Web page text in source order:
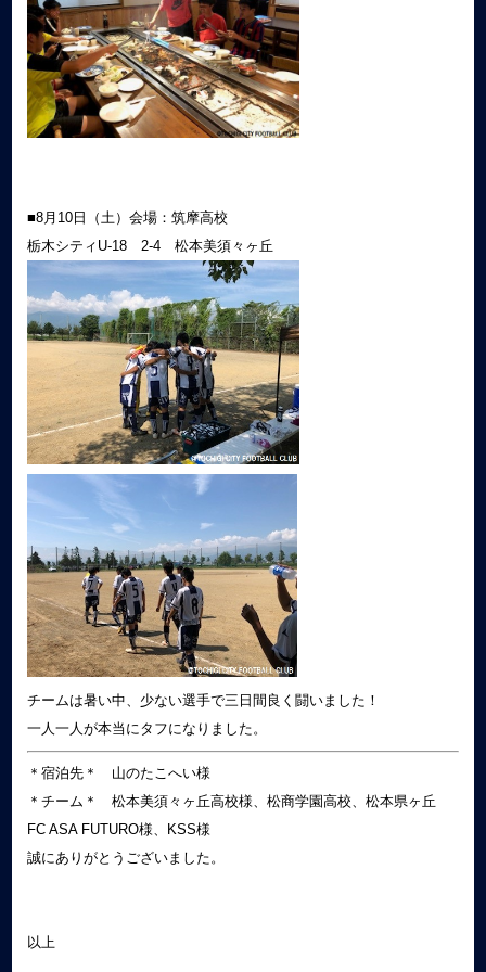
■8月10日（土）会場：筑摩高校
栃木シティU-18 2-4 松本美須々ヶ丘
チームは暑い中、少ない選手で三日間良く闘いました！
一人一人が本当にタフになりました。
＊宿泊先＊ 山のたこへい様
＊チーム＊ 松本美須々ヶ丘高校様、松商学園高校、松本県ヶ丘
FC ASA FUTURO様、KSS様
誠にありがとうございました。
以上